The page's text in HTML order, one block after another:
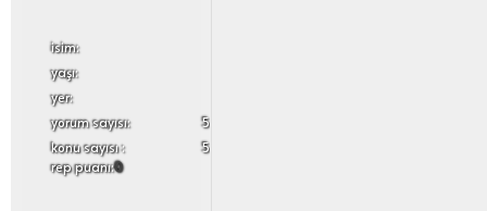
i̇sim:
yaşı:
yer:
yorum sayısı:
5
konu sayısı :
5
rep puanı:0